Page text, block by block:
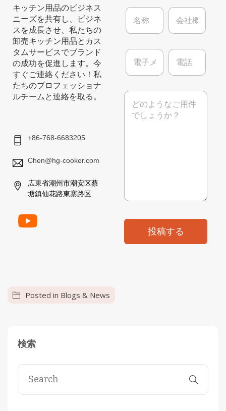
キッチン用品のビジネス
ニーズを共有し、ビジネ
スを成長させ、私たちの
卸売キッチン用品とカス
タムサービスでブランド
の成功を促進します。今
すぐご連絡ください！私
たちのプロフェッショナ
ルチームと連絡を取る。
+86-768-6683205
Chen@hg-cooker.com
広東省潮州市潮安区蔡
塘鎮仙花路東寨路区
名
*
会
概
電
メ
ル
電
メ
投稿する
Posted in Blogs & News
検索